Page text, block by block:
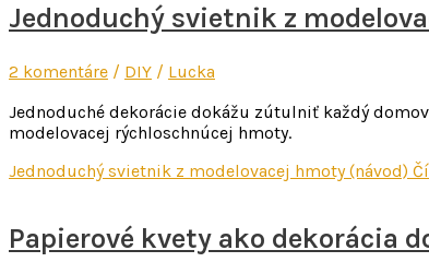
Jednoduchý svietnik z
2 komentáre / DIY / Lucka
Jednoduché dekorácie dokážu zútulniť každý
modelovacej rýchloschnúcej hmoty.
Jednoduchý svietnik z modelovacej hmoty (návod)
Papierové kvety ako dekorácia